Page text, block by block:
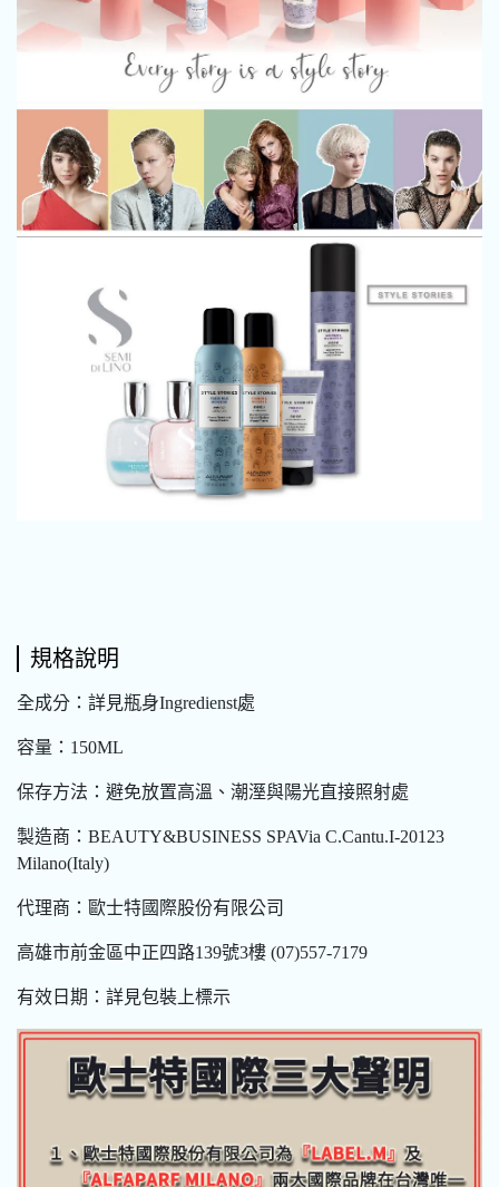
規格說明
全成分：詳見瓶身Ingredienst處
容量：150ML
保存方法：避免放置高溫、潮溼與陽光直接照射處
製造商：BEAUTY&BUSINESS SPAVia C.Cantu.I-20123
Milano(Italy)
代理商：歐士特國際股份有限公司
高雄市前金區中正四路139號3樓 (07)557-7179
有效日期：詳見包裝上標示